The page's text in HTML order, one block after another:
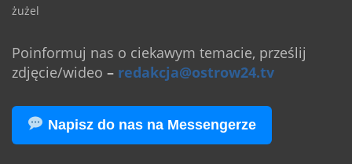
żużel
Poinformuj nas o ciekawym temacie, prześlij
zdjęcie/wideo – redakcja@ostrow24.tv
Napisz do nas na Messengerze